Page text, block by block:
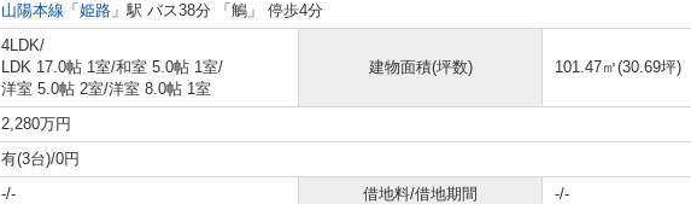
山陽本線 「 姫路 」駅 バス38分 「鵤」 停歩4分
4LDK/
LDK 17.0帖 1室/和室 5.0帖 1室/
洋室 5.0帖 2室/洋室 8.0帖 1室
建物面積(坪数) 101.47㎡(30.69坪)
2,280万円
有(3台)/0円
-/- 借地料/借地期間
-/-